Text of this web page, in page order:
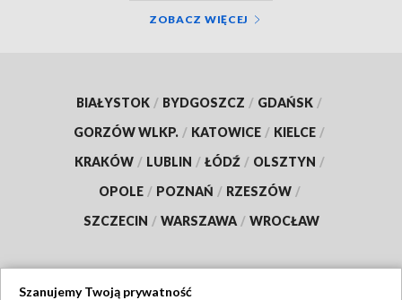
ZOBACZ WIĘCEJ
BIAŁYSTOK / BYDGOSZCZ / GDAŃSK /
GORZÓW WLKP. / KATOWICE / KIELCE /
KRAKÓW / LUBLIN / ŁÓDŹ / OLSZTYN /
OPOLE / POZNAŃ / RZESZÓW /
SZCZECIN / WARSZAWA / WROCŁAW
Szanujemy Twoją prywatność